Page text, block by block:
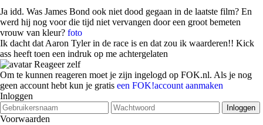
Ja idd. Was James Bond ook niet dood gegaan in de laatste film? En
werd hij nog voor die tijd niet vervangen door een groot bemeten
vrouw van kleur? foto
Ik dacht dat Aaron Tyler in de race is en dat zou ik waarderen!! Kick
ass heeft toen een indruk op me achtergelaten
Reageer zelf
Om te kunnen reageren moet je zijn ingelogd op FOK.nl. Als je nog
geen account hebt kun je gratis een FOK!account aanmaken
Inloggen
Voorwaarden